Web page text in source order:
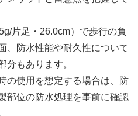
片足・26.0cm）で歩行の負
、防水性能や耐久性について
分もあります。
の使用を想定する場合は、防
部位の防水処理を事前に確認